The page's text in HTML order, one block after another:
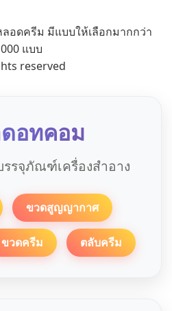
อดครีม มีแบบให้เลือกมากกว่า
แบบ
reserved
อทคอม
รจุภัณฑ์เครื่องสำอาง
ขวดสูญญากาศ
ขวดครีม ตลับครีม